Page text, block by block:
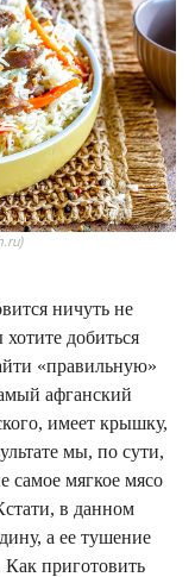
ничуть не
добиться
«правильную»
афганский
имеет крышку,
мы, по сути,
самое мягкое мясо
в данном
а ее тушение
Как приготовить